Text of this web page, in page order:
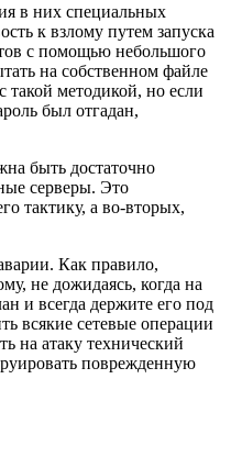
в них специальных
к взлому путем запуска
с помощью небольшого
на собственном файле
такой методикой, но если
был отгадан,
быть достаточно
серверы. Это
тактику, а во-вторых,
Как правило,
не дожидаясь, когда на
и всегда держите его под
всякие сетевые операции
на атаку технический
поврежденную